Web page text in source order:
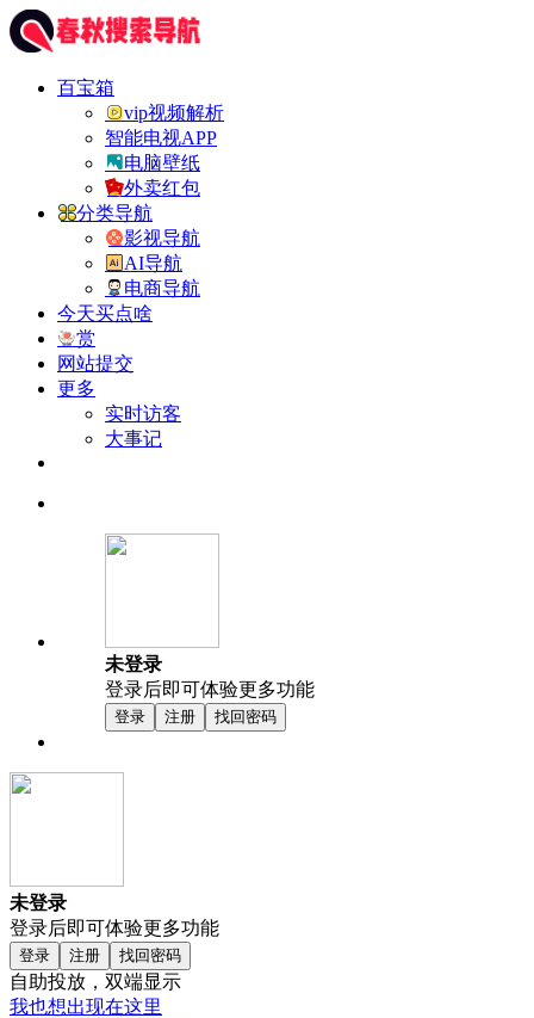
百宝箱
vip视频解析
智能电视APP
电脑壁纸
外卖红包
分类导航
影视导航
AI导航
电商导航
今天买点啥
赏
网站提交
更多
实时访客
大事记
未登录
登录后即可体验更多功能
登录 注册 找回密码
未登录
登录后即可体验更多功能
登录 注册 找回密码
自助投放，双端显示
我也想出现在这里